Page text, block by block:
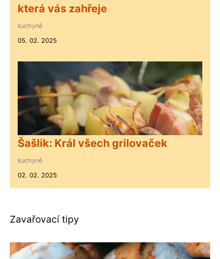
která vás zahřeje
kuchyně
05. 02. 2025
Šašlik: Král všech grilovaček
kuchyně
02. 02. 2025
Zavařovací tipy